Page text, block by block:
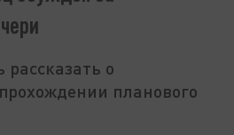
о
планового